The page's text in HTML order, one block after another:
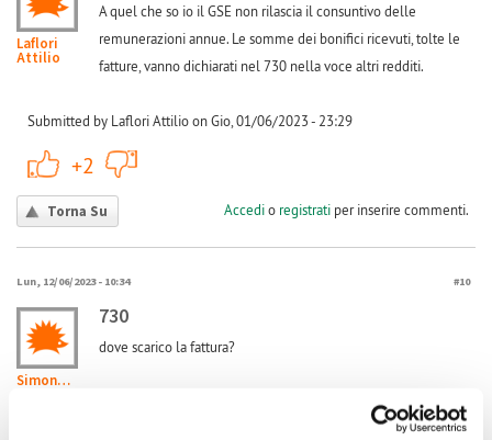
Laflori
Attilio
A quel che so io il GSE non rilascia il consuntivo delle
remunerazioni annue. Le somme dei bonifici ricevuti, tolte le
fatture, vanno dichiarati nel 730 nella voce altri redditi.
Submitted by Laflori Attilio on Gio, 01/06/2023 - 23:29
+2
Torna Su Accedio registratiper inserire commenti.
Lun, 12/06/2023 - 10:34 #10
Simone124
730
dove scarico la fattura?
Submitted by Simone124 on Lun, 12/06/2023 - 10:34